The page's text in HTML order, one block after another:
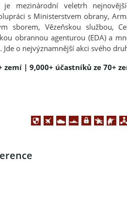
je mezinárodní veletrh
s Ministerstvem obrany,
sborem, Vězeňskou službou,
obrannou agenturou (EDA) a
o nejvýznamnější akci svého
zemí | 9,000+ účastníků ze 70+